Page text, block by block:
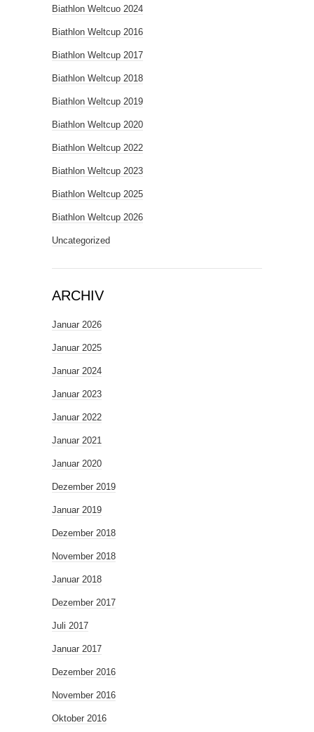
Biathlon Weltcuo 2024
Biathlon Weltcup 2016
Biathlon Weltcup 2017
Biathlon Weltcup 2018
Biathlon Weltcup 2019
Biathlon Weltcup 2020
Biathlon Weltcup 2022
Biathlon Weltcup 2023
Biathlon Weltcup 2025
Biathlon Weltcup 2026
Uncategorized
ARCHIV
Januar 2026
Januar 2025
Januar 2024
Januar 2023
Januar 2022
Januar 2021
Januar 2020
Dezember 2019
Januar 2019
Dezember 2018
November 2018
Januar 2018
Dezember 2017
Juli 2017
Januar 2017
Dezember 2016
November 2016
Oktober 2016